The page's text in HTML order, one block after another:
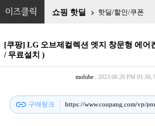
이즈클릭 쇼핑 핫딜  핫딜/할인/쿠폰
[쿠팡] LG 오브제컬렉션 엣지 창문형 에어
/ 무료설치 )
mofube , 2023.06.26 PM 01:30,
link 구매링크 https://www.coupang.com/vp/